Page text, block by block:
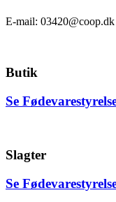
E-mail: 03420@coop.dk
Butik
Se
Slagter
Se